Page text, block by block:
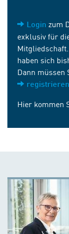
Login zum
exklusiv für
haben sich
Dann müssen
registrieren
Hier kommen